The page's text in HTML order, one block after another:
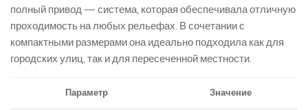
полный привод — система, которая обеспечивала отличную
проходимость на любых рельефах. В сочетании с
компактными размерами она идеально подходила как для
городских улиц, так и для пересеченной местности.
Параметр Значение